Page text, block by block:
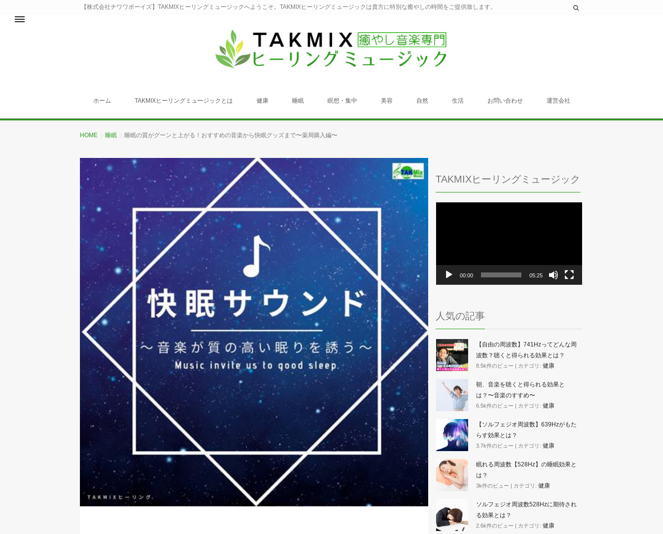
【株式会社チワワボーイズ】TAKMIXヒーリングミュージックへようこそ。TAKMIXヒーリングミュージックは貴方に特別な癒やしの時間をご提供致します。
ホーム TAKMIXヒーリングミュージックとは 健康 睡眠 瞑想・集中 美容 自然 生活 お問い合わせ 運営会社
HOME 睡眠 睡眠の質がグーンと上がる！おすすめの音楽から快眠グッズまで〜薬局購入編〜
TAKMIXヒーリングミュージック
00:00 05:25
人気の記事
【自由の周波数】741Hzってどんな周
波数？聴くと得られる効果とは？
8.5k件のビュー | カテゴリ: 健康
朝、音楽を聴くと得られる効果と
は？〜音楽のすすめ〜
6.5k件のビュー | カテゴリ: 健康
【ソルフェジオ周波数】639Hzがもた
らす効果とは？
3.7k件のビュー | カテゴリ: 健康
眠れる周波数【528Hz】の睡眠効果と
は？
3k件のビュー | カテゴリ: 健康
ソルフェジオ周波数528Hzに期待され
る効果とは？
2.6k件のビュー | カテゴリ: 健康